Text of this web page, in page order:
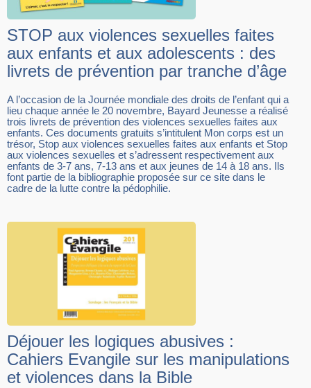
STOP aux violences sexuelles faites
aux enfants et aux adolescents : des
livrets de prévention par tranche d’âge
A l’occasion de la Journée mondiale des droits de l’enfant qui a
lieu chaque année le 20 novembre, Bayard Jeunesse a réalisé
trois livrets de prévention des violences sexuelles faites aux
enfants. Ces documents gratuits s’intitulent Mon corps est un
trésor, Stop aux violences sexuelles faites aux enfants et Stop
aux violences sexuelles et s’adressent respectivement aux
enfants de 3-7 ans, 7-13 ans et aux jeunes de 14 à 18 ans. Ils
font partie de la bibliographie proposée sur ce site dans le
cadre de la lutte contre la pédophilie.
Déjouer les logiques abusives :
Cahiers Evangile sur les manipulations
et violences dans la Bible